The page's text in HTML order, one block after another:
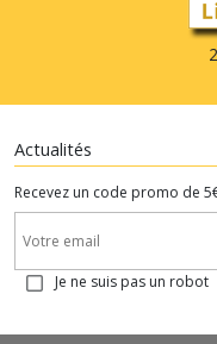
Actualités
Recevez un code promo de
Je ne suis pas un robot